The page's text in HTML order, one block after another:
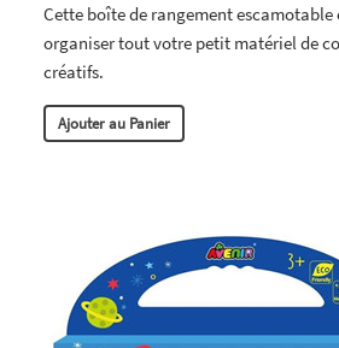
Cette boîte de rangement escamotable
organiser tout votre petit matériel de
créatifs.
Ajouter au Panier